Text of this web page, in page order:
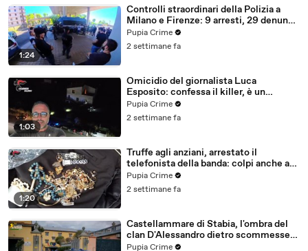
1:24
Controlli straordinari della Polizia a
Milano e Firenze: 9 arresti, 29 denunce
e oltre 7mila persone identificate
(25.07.26)
Pupia Crime
2 settimane fa
1:03
Omicidio del giornalista Luca
Esposito: confessa il killer, è un
26enne tunisino (25.07.26)
Pupia Crime
2 settimane fa
1:20
Truffe agli anziani, arrestato il
telefonista della banda: colpi anche ad
Aversa, oltre 300mila euro il bottino
stimato (24.07.26)
Pupia Crime
2 settimane fa
Castellammare di Stabia, l'ombra del
clan D'Alessandro dietro scommesse
illegali: 5 arresti (24.07.26)
Pupia Crime